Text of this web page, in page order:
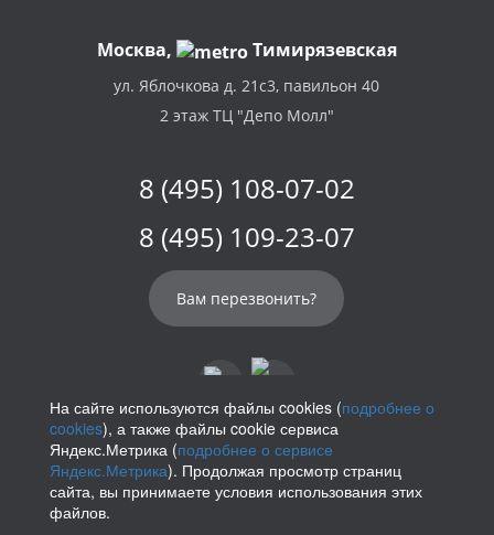
Москва, Тимирязевская
ул. Яблочкова д. 21с3, павильон 40
2 этаж ТЦ "Депо Молл"
8 (495) 108-07-02
8 (495) 109-23-07
Вам перезвонить?
info@parikof.ru
На сайте используются файлы cookies (подробнее о
cookies), а также файлы cookie сервиса
Яндекс.Метрика (подробнее о сервисе
Яндекс.Метрика). Продолжая просмотр страниц
сайта, вы принимаете условия использования этих
файлов.